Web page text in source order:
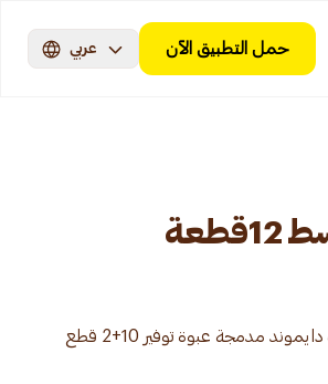
حمل التطبيق الآن عربي
بيبي جوي حفاضات حجم متوسط 3 وزن 6-12 كجم مع وسادة دايموند مدمجة عبوة توفير 10+2 قطع